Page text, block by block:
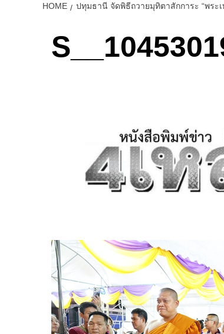
HOME ปทุมธานี จัดพิธีถวายมุทิตาสักการะ “พระ